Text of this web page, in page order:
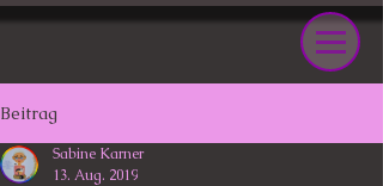
Beitrag
Sabine Karner
13. Aug. 2019